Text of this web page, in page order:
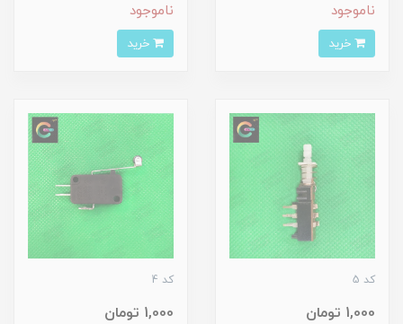
ناموجود ناموجود
کد 5
1,000 تومان
کد 4
1,000 تومان